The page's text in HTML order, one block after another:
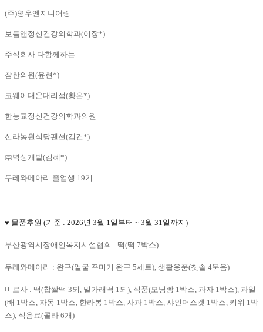
(주)영우엔지니어링
보듬앤정신건강의학과(이장*)
주식회사 다함께하는
참한의원(윤현*)
코웨이대운대리점(황은*)
한농교정신건강의학과의원
신라농원식당팬션(김건*)
㈜벽성개발(김혜*)
두레와메아리 졸업생 19기
♥ 물품후원 (기준 : 2026년 3월 1일부터 ~ 3월 31일까지)
부산광역시장애인복지시설협회 : 떡(떡 7박스)
두레와메아리 : 완구(얼굴 꾸미기 완구 5세트), 생활용품(칫솔 4묶음)
비로사 : 떡(찹쌀떡 3되, 밀가래떡 1되), 식품(모닝빵 1박스, 과자 1박스), 과일
(배 1박스, 자몽 1박스, 한라봉 1박스, 사과 1박스, 샤인머스켓 1박스, 키위 1박
스), 식음료(콜라 6개)